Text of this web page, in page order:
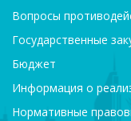
Вопросы
Государственные
Бюджет
Информация о
Нормативные